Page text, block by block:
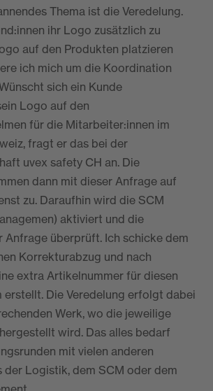
Thema ist die Veredelung.
ihr Logo zusätzlich zu
auf den Produkten platzieren
ich mich um die Koordination
sich ein Kunde
Logo auf den
für die Mitarbeiter:innen im
fragt er das bei der
uvex safety CH an. Die
dann mit dieser Anfrage auf
zu. Daraufhin wird die SCM
aktiviert und die
Anfrage überprüft. Ich schicke dem
Korrekturabzug und nach
extra Artikelnummer für diesen
erstellt. Die Veredelung erfolgt dabei
Werk, wo die jeweilige
wird. Das alles bedarf
mit vielen anderen
der Logistik, dem SCM oder dem